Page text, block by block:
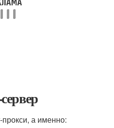
а именно: